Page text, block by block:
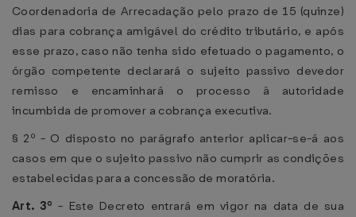
Coordenadoria de Arrecadação pelo prazo de 15 (quinze)
dias para cobrança amigável do crédito tributário, e após
esse prazo, caso não tenha sido efetuado o pagamento, o
órgão competente declarará o sujeito passivo devedor
remisso e encaminhará o processo à autoridade
incumbida de promover a cobrança executiva.
§ 2º - O disposto no parágrafo anterior aplicar-se-á aos
casos em que o sujeito passivo não cumprir as condições
estabelecidas para a concessão de moratória.
Art. 3º - Este Decreto entrará em vigor na data de sua